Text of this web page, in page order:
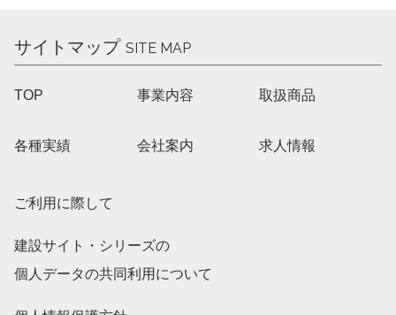
サイトマップ SITE MAP
TOP 事業内容 取扱商品
各種実績 会社案内 求人情報
ご利用に際して
建設サイト・シリーズの
個人データの共同利用について